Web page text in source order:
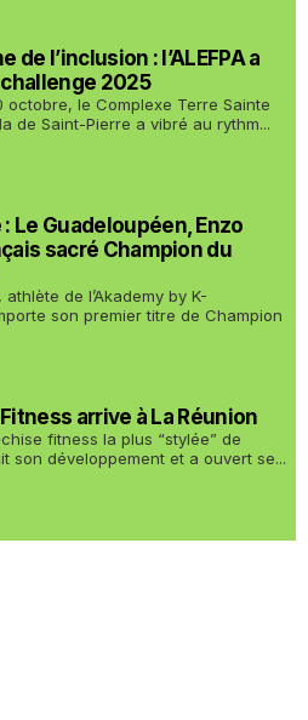
l’inclusion : l’ALEFPA a
2025
octobre, le Complexe Terre Sainte
de Saint-Pierre a vibré au rythm...
Le Guadeloupéen, Enzo
sacré Champion du
athlète de l’Akademy by K-
son premier titre de Champion
arrive à La Réunion
fitness la plus “stylée” de
son développement et a ouvert se...